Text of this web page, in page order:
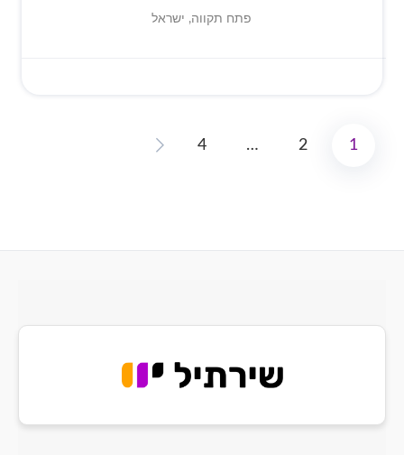
פתח תקווה, ישראל
1
2
…
4